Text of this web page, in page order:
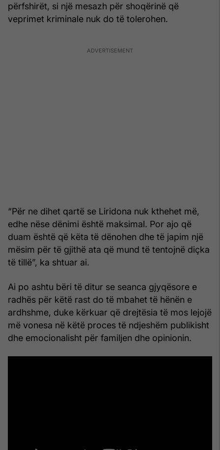
përfshirët, si një mesazh për shoqërinë që
veprimet kriminale nuk do të tolerohen.
“Për ne dihet qartë se Liridona nuk kthehet më,
edhe nëse dënimi është maksimal. Por ajo që
duam është që këta të dënohen dhe të japim një
mësim për të gjithë ata që mund të tentojnë diçka
të tillë”, ka shtuar ai.
Ai po ashtu bëri të ditur se seanca gjyqësore e
radhës për këtë rast do të mbahet të hënën e
ardhshme, duke kërkuar që drejtësia të mos lejojë
më vonesa në këtë proces të ndjeshëm publikisht
dhe emocionalisht për familjen dhe opinionin.